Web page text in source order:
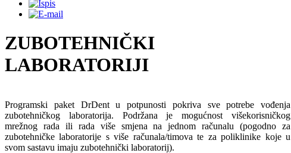
ZUBOTEHNIČKI
LABORATORIJI
Programski paket DrDent u potpunosti pokriva sve potrebe vođenja
zubotehničkog laboratorija. Podržana je mogućnost višekorisničkog
mrežnog rada ili rada više smjena na jednom računalu (pogodno za
zubotehničke laboratorije s više računala/timova te za poliklinike koje u
svom sastavu imaju zubotehnički laboratorij).